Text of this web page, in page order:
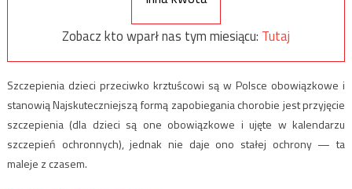
Zobacz kto wparł nas tym miesiącu: Tutaj
Szczepienia dzieci przeciwko krztuścowi są w Polsce obowiązkowe i
stanowią Najskuteczniejszą formą zapobiegania chorobie jest przyjęcie
szczepienia (dla dzieci są one obowiązkowe i ujęte w kalendarzu
szczepień ochronnych), jednak nie daje ono stałej ochrony — ta
maleje z czasem.